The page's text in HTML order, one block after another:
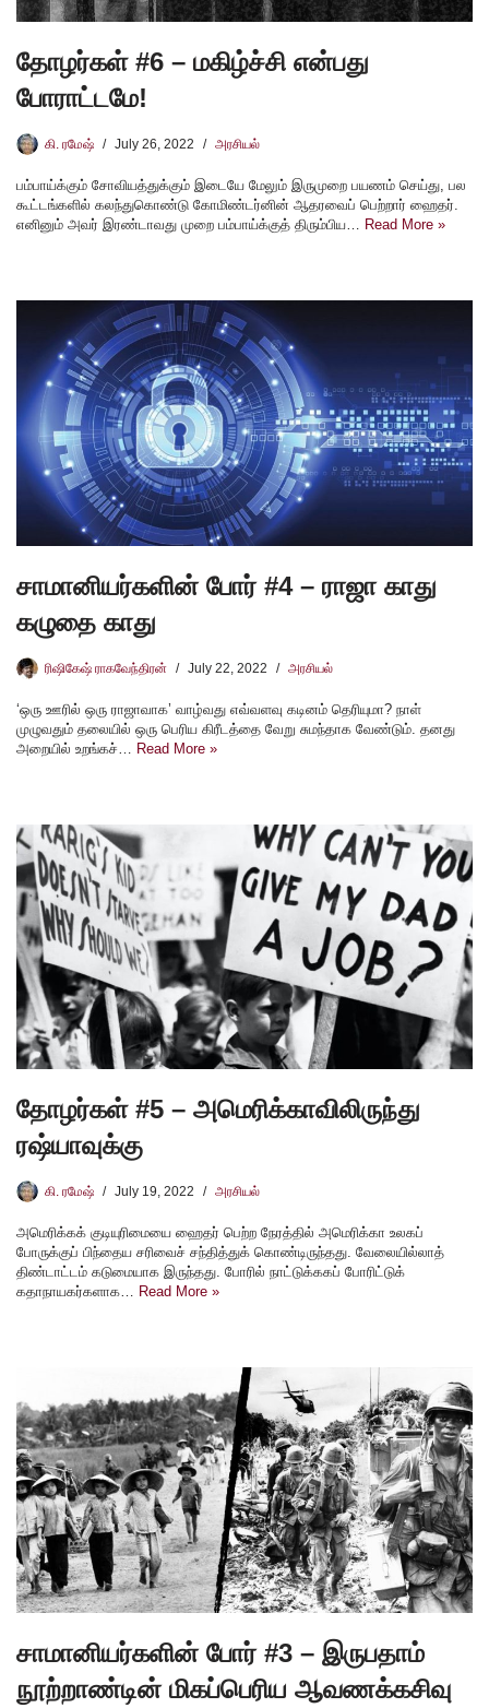
தோழர்கள் #6 – மகிழ்ச்சி என்பது
போராட்டமே!
கி. ரமேஷ் July 26, 2022 அரசியல்
பம்பாய்க்கும் சோவியத்துக்கும் இடையே மேலும் இருமுறை பயணம் செய்து, பல
கூட்டங்களில் கலந்துகொண்டு கோமிண்டர்னின் ஆதரவைப் பெற்றார் ஹைதர்.
எனினும் அவர் இரண்டாவது முறை பம்பாய்க்குத் திரும்பிய…
Read More »
சாமானியர்களின் போர் #4 – ராஜா காது
கழுதை காது
ரிஷிகேஷ் ராகவேந்திரன் July 22, 2022 அரசியல்
‘ஒரு ஊரில் ஒரு ராஜாவாக’ வாழ்வது எவ்வளவு கடினம் தெரியுமா? நாள்
முழுவதும் தலையில் ஒரு பெரிய கிரீடத்தை வேறு சுமந்தாக வேண்டும். தனது
அறையில் உறங்கச்… Read More »
தோழர்கள் #5 – அமெரிக்காவிலிருந்து
ரஷ்யாவுக்கு
கி. ரமேஷ் July 19, 2022 அரசியல்
அமெரிக்கக் குடியுரிமையை ஹைதர் பெற்ற நேரத்தில் அமெரிக்கா உலகப்
போருக்குப் பிந்தைய சரிவைச் சந்தித்துக் கொண்டிருந்தது. வேலையில்லாத்
திண்டாட்டம் கடுமையாக இருந்தது. போரில் நாட்டுக்ககப் போரிட்டுக்
கதாநாயகர்களாக… Read More »
சாமானியர்களின் போர் #3 – இருபதாம்
நூற்றாண்டின் மிகப்பெரிய ஆவணக்கசிவு